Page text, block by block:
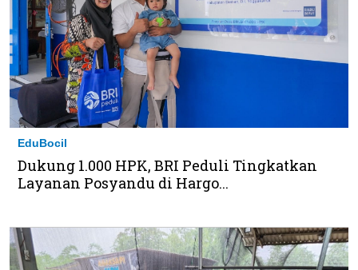
EduBocil
Dukung 1.000 HPK, BRI Peduli Tingkatkan
Layanan Posyandu di Hargo...